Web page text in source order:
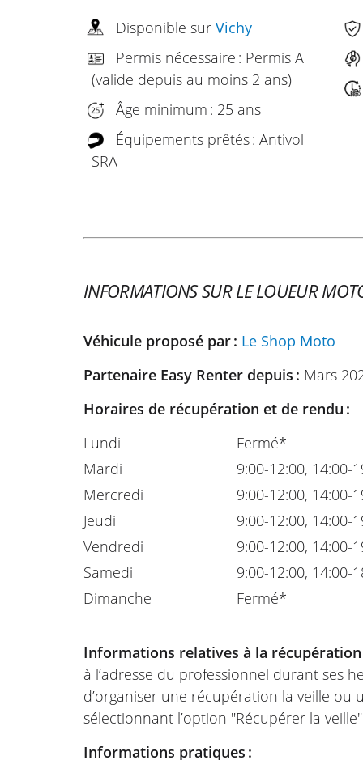
Disponible surVichy
Permis nécessaire : Permis A
(valide depuis au moins 2 ans)
Âge minimum : 25 ans
Équipements prêtés : Antivol
SRA
INFORMATIONS SUR LE LOUEUR
Véhicule proposé par : Le Shop Moto
Partenaire Easy Renter depuis : Mars
Horaires de récupération et de rendu :
Lundi
Mardi
Mercredi
Jeudi
Vendredi
Samedi
Dimanche
Fermé*
9:00-12:00, 14:00-
9:00-12:00, 14:00-
9:00-12:00, 14:00-
9:00-12:00, 14:00-
9:00-12:00, 14:00-
Fermé*
Informations relatives à la
à l’adresse du professionnel durant ses
d’organiser une récupération la veille
sélectionnant l’option "Récupérer la
Informations pratiques :-